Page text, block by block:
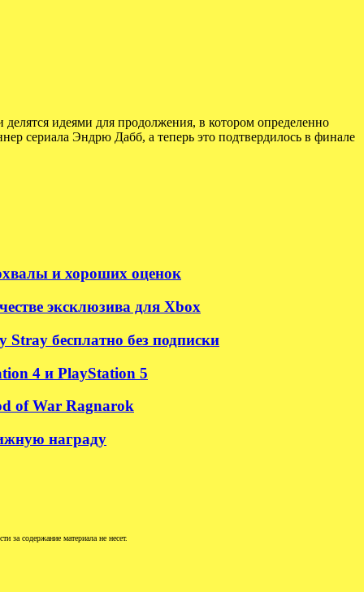
идеями для продолжения, в котором определенно
сериала Эндрю Дабб, а теперь это подтвердилось в финале
и хороших оценок
эксклюзива для Xbox
бесплатно без подписки
4 и PlayStation 5
of War Ragnarok
награду
за содержание материала не несет.